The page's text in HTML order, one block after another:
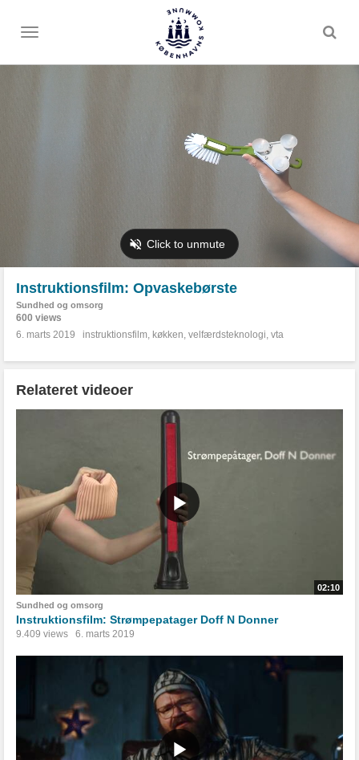
Toggle
Instruktionsfilm: Opvaskebørste
Sundhed og omsorg
600 views
6. marts 2019
instruktionsfilm, køkken, velfærdsteknologi, vta
Relateret videoer
02:10
Sundhed og omsorg
Instruktionsfilm: Strømpepatager Doff N Donner
9.409 views 6. marts 2019